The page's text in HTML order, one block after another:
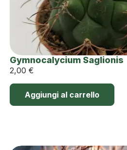
Gymnocalycium Saglionis
2,00 €
Aggiungi al carrello